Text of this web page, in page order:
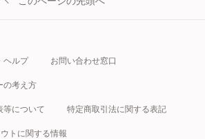
ヘルプ お問い合わせ窓口
の考え方
等について 特定商取引法に関する表記
トに関する情報